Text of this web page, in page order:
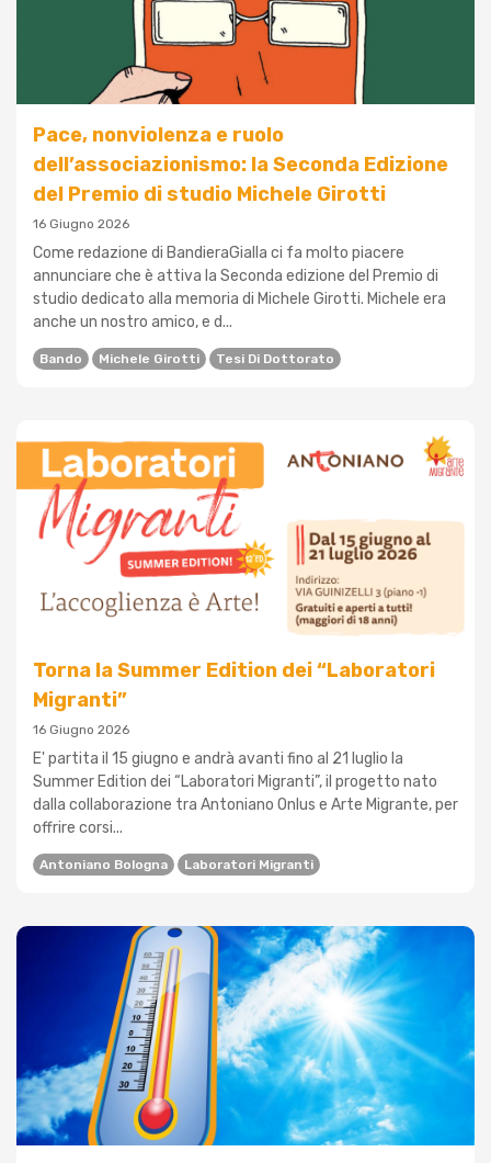
Pace, nonviolenza e ruolo
dell’associazionismo: la Seconda Edizione
del Premio di studio Michele Girotti
16 Giugno 2026
Come redazione di BandieraGialla ci fa molto piacere
annunciare che è attiva la Seconda edizione del Premio di
studio dedicato alla memoria di Michele Girotti. Michele era
anche un nostro amico, e d...
Bando Michele Girotti Tesi Di Dottorato
Torna la Summer Edition dei “Laboratori
Migranti”
16 Giugno 2026
E' partita il 15 giugno e andrà avanti fino al 21 luglio la
Summer Edition dei “Laboratori Migranti”, il progetto nato
dalla collaborazione tra Antoniano Onlus e Arte Migrante, per
offrire corsi...
Antoniano Bologna Laboratori Migranti